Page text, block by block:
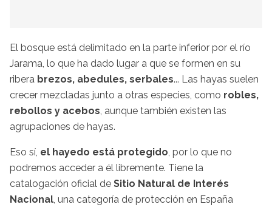
El bosque está delimitado en la parte inferior por el río
Jarama, lo que ha dado lugar a que se formen en su
ribera brezos, abedules, serbales... Las hayas suelen
crecer mezcladas junto a otras especies, como robles,
rebollos y acebos, aunque también existen las
agrupaciones de hayas.
Eso sí, el hayedo está protegido, por lo que no
podremos acceder a él libremente. Tiene la
catalogación oficial de Sitio Natural de Interés
Nacional, una categoría de protección en España